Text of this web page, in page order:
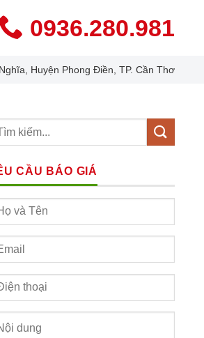
0936.280.981
Huyện Phong Điền, TP. Cần Thơ
CẦU BÁO GIÁ